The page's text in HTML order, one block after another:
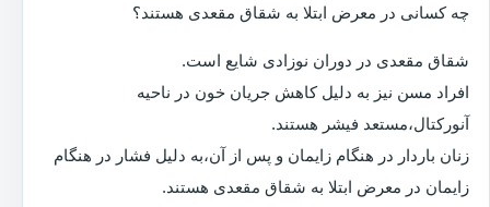
چه کسانی در معرض ابتلا به شقاق مقعدی هستند؟
شقاق مقعدی در دوران نوزادی شایع است.
افراد مسن نیز به دلیل کاهش جریان خون در ناحیه
آنورکتال،مستعد فیشر هستند.
زنان باردار در هنگام زایمان و پس از آن،به دلیل فشار در هنگام
زایمان در معرض ابتلا به شقاق مقعدی هستند.